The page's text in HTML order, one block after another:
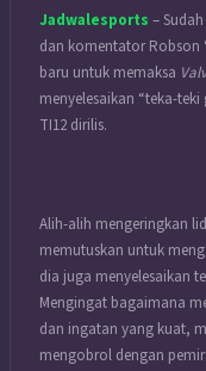
Jadwalesports –
dan komentator Robson
baru untuk memaksa
menyelesaikan “teka-
TI12 dirilis.
Alih-alih mengeringkan
memutuskan untuk
dia juga menyelesaikan
Mengingat bagaimana
dan ingatan yang kuat,
mengobrol dengan